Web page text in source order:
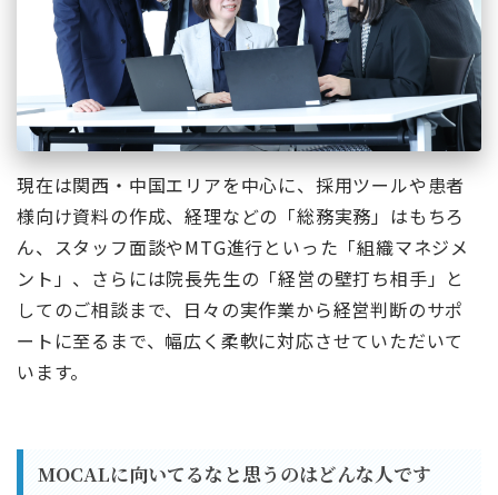
現在は関西・中国エリアを中心に、採用ツールや患者
様向け資料の作成、経理などの「総務実務」はもちろ
ん、スタッフ面談やMTG進行といった「組織マネジメ
ント」、さらには院長先生の「経営の壁打ち相手」と
してのご相談まで、日々の実作業から経営判断のサポ
ートに至るまで、幅広く柔軟に対応させていただいて
います。
MOCALに向いてるなと思うのはどんな人です